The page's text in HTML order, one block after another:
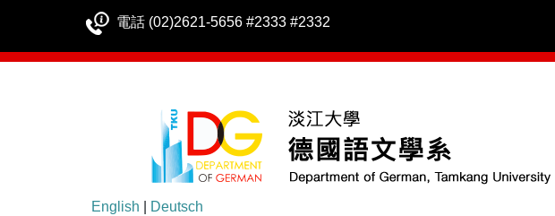
電話 (02)2621-5656 #2333 #2332
English Deutsch